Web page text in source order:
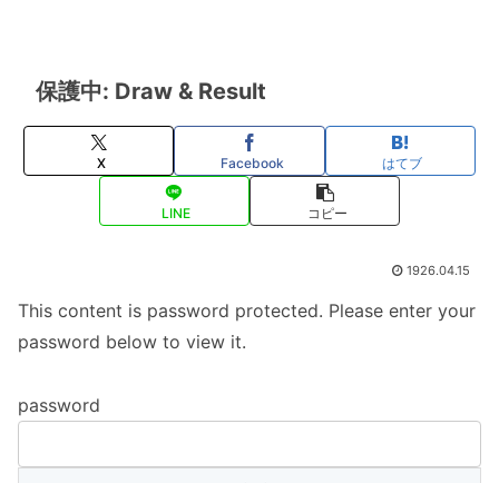
保護中: Draw & Result
X Facebook はてブ
LINE コピー
1926.04.15
This content is password protected. Please enter your
password below to view it.
password